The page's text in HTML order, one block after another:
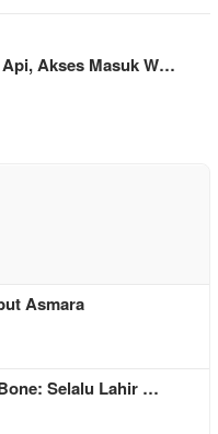
Akses Masuk W…
Asmara
Selalu Lahir …